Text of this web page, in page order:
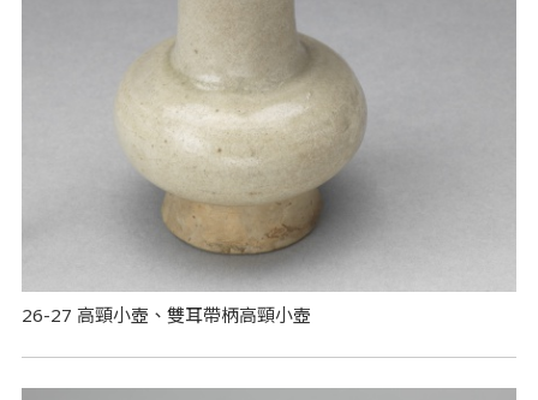
26-27 高頸小壺、雙耳帶柄高頸小壺